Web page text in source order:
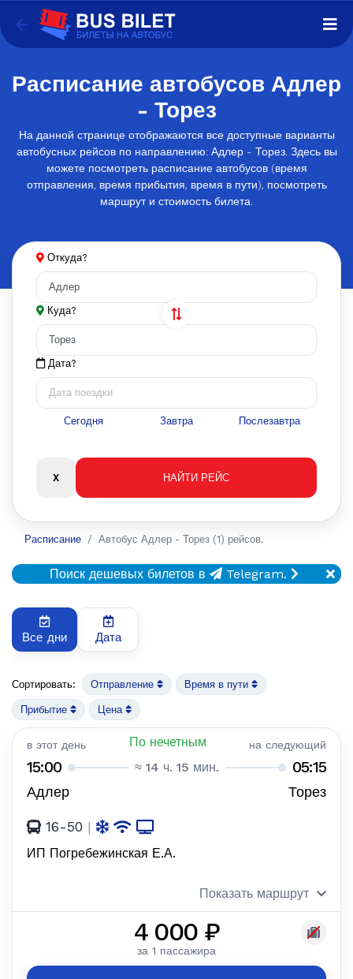
Расписание автобусов Адлер
- Торез
На данной странице отображаются все доступные варианты
автобусных рейсов по направлению: Адлер - Торез. Здесь вы
можете посмотреть расписание автобусов (время
отправления, время прибытия, время в пути), посмотреть
маршрут и стоимость билета.
Откуда?
Куда?
Дата?
Сегодня Завтра Послезавтра
Расписание Автобус Адлер - Торез (1) рейсов.
Поиск дешевых билетов в Telegram.
Все дни Дата
Сортировать: Отправление Время в пути
Прибытие Цена
в этот день По нечетным на следующий
15:00 ≈ 14 ч. 15 мин. 05:15
Адлер Торез
16-50 |
ИП Погребежинская Е.А.
Показать маршрут
4 000 ₽
за 1 пассажира